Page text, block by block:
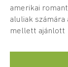
amerikai
aluliak
mellett ajánlott